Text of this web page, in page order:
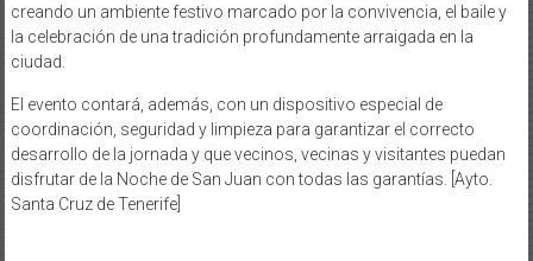
creando un ambiente festivo marcado por la convivencia, el baile y
la celebración de una tradición profundamente arraigada en la
ciudad.
El evento contará, además, con un dispositivo especial de
coordinación, seguridad y limpieza para garantizar el correcto
desarrollo de la jornada y que vecinos, vecinas y visitantes puedan
disfrutar de la Noche de San Juan con todas las garantías. [Ayto.
Santa Cruz de Tenerife]